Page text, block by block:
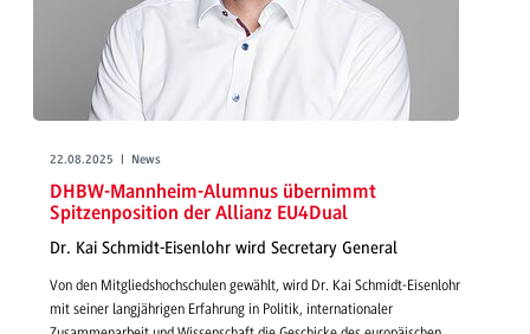
22.08.2025 | News
DHBW-Mannheim-Alumnus übernimmt
Spitzenposition der Allianz EU4Dual
Dr. Kai Schmidt-Eisenlohr wird Secretary General
Von den Mitgliedshochschulen gewählt, wird Dr. Kai Schmidt-Eisenlohr
mit seiner langjährigen Erfahrung in Politik, internationaler